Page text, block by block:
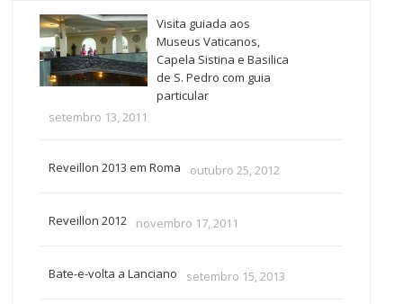
Visita guiada aos
Museus Vaticanos,
Capela Sistina e Basilica
de S. Pedro com guia
particular
setembro 13, 2011
Reveillon 2013 em Roma outubro 25, 2012
Reveillon 2012 novembro 17, 2011
Bate-e-volta a Lanciano setembro 15, 2013